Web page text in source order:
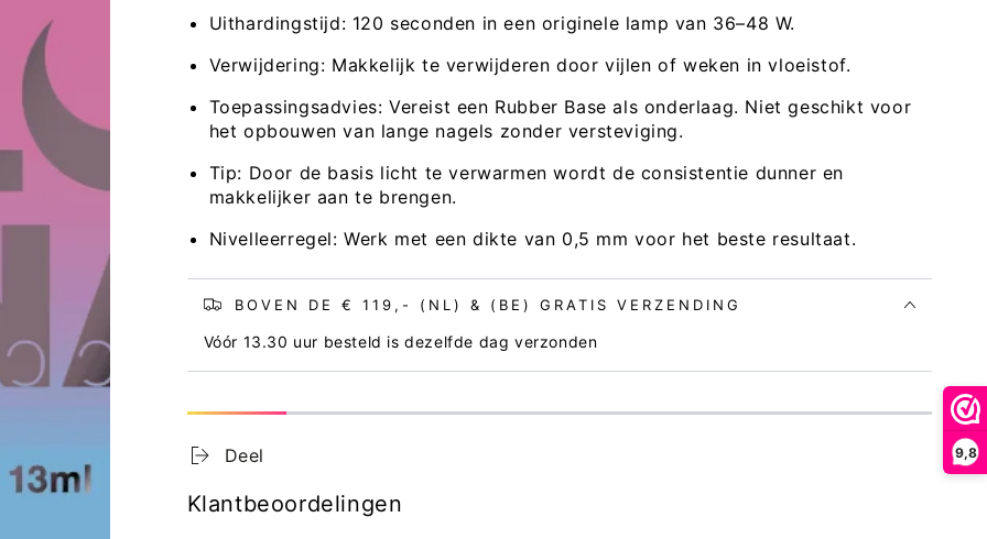
9,8
Open
modaal
Uithardingstijd: 120 seconden in een originele lamp van 36–48 W.
Verwijdering: Makkelijk te verwijderen door vijlen of weken in vloeistof.
Toepassingsadvies: Vereist een Rubber Base als onderlaag. Niet geschikt voor
het opbouwen van lange nagels zonder versteviging.
Tip: Door de basis licht te verwarmen wordt de consistentie dunner en
makkelijker aan te brengen.
Nivelleerregel: Werk met een dikte van 0,5 mm voor het beste resultaat.
BOVEN DE € 119,- (NL) & (BE) GRATIS VERZENDING
Vóór 13.30 uur besteld is dezelfde dag verzonden
Deel
Klantbeoordelingen